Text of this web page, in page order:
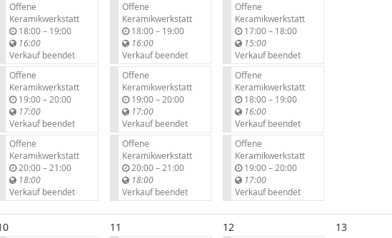
Offene
Keramikwerkstatt
18:00–b
s
19:00
16:00
Verkauf beendet
Offene
Keramikwerkstatt
19:00–b
s
20:00
17:00
Verkauf beendet
Offene
Keramikwerkstatt
20:00–b
s
21:00
18:00
Verkauf beendet
Offene
Keramikwerkstatt
18:00–b
s
19:00
16:00
Verkauf beendet
Offene
Keramikwerkstatt
19:00–b
s
20:00
17:00
Verkauf beendet
Offene
Keramikwerkstatt
20:00–b
s
21:00
18:00
Verkauf beendet
Offene
Keramikwerkstatt
17:00–b
s
18:00
15:00
Verkauf beendet
Offene
Keramikwerkstatt
18:00–b
s
19:00
16:00
Verkauf beendet
Offene
Keramikwerkstatt
19:00–b
s
20:00
17:00
Verkauf beendet
11 12 13